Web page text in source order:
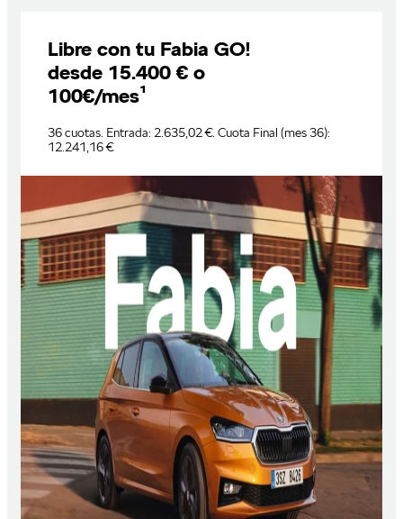
Libre con tu Fabia GO!
desde 15.400 € o
100€/mes¹
36 cuotas. Entrada: 2.635,02 €. Cuota Final (mes 36):
12.241,16 €